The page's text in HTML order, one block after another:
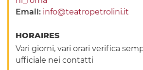
Email: info@teatropetrolini.it
HORAIRES
Vari giorni, vari orari verifica
ufficiale nei contatti